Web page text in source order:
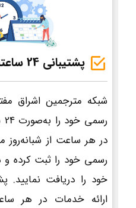
پشتیبانی 24 ساعته
شبکه مترجمین اشراق
در هر ساعت از شبانه‌روز
رسمی خود را ثبت کرده و
خود را دریافت نمایید.
ارائه خدمات در هر